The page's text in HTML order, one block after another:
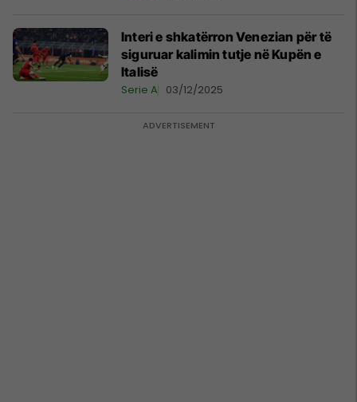
Interi e shkatërron Venezian për të
siguruar kalimin tutje në Kupën e
Italisë
Serie A 03/12/2025